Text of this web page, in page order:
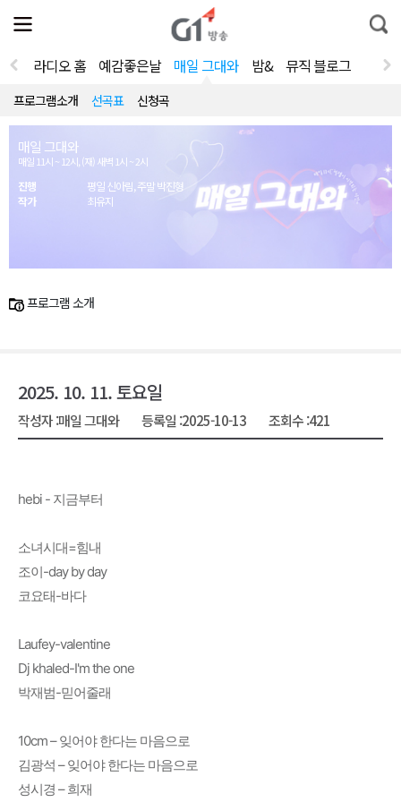
전
체
뉴
열
통
합
라디오 홈 예감좋은날 매일 그대와 밤& 뮤직 블로그
프로그램소개 선곡표 신청곡
매일 그대와
매일 11시 ~ 12시, (재) 새벽 1시 ~ 2시
진행
평일 신아림, 주말 박진형
작가
최유지
프로그램 소개
2025. 10. 11. 토요일
작성자 :매일 그대와 등록일 :2025-10-13 조회수 :421
hebi - 지금부터
소녀시대=힘내
조이-day by day
코요태-바다
Laufey-valentine
Dj khaled-I'm the one
박재범-믿어줄래
10cm – 잊어야 한다는 마음으로
김광석 – 잊어야 한다는 마음으로
성시경 – 희재